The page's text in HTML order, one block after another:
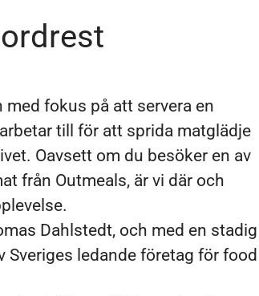
fokus på att servera en
till för att sprida matglädje
Oavsett om du besöker en av
från Outmeals, är vi där och
Dahlstedt, och med en stadig
ledande företag för food